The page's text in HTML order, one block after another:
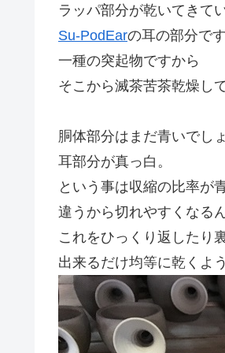
ラッパ部分が乾いてきて
Su-PodEarの耳の部分です
一種の突起物ですから
そこから滅茶苦茶乾燥し
胴体部分はまだ青いでしょ
耳部分が真っ白。
という事は収縮の比率が
違うから切れやすくなる
これをひっくり返したり
出来るだけ均等に乾くよ